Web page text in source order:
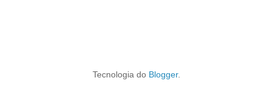
Tecnologia do Blogger.